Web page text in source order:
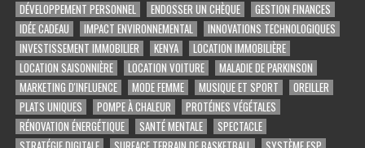
DÉVELOPPEMENT PERSONNEL
ENDOSSER UN CHÈQUE
GESTION FINANCES
IDÉE CADEAU
IMPACT ENVIRONNEMENTAL
INNOVATIONS TECHNOLOGIQUES
INVESTISSEMENT IMMOBILIER
KENYA
LOCATION IMMOBILIÈRE
LOCATION SAISONNIÈRE
LOCATION VOITURE
MALADIE DE PARKINSON
MARKETING D'INFLUENCE
MODE FEMME MUSIQUE ET SPORT
OREILLER
PLATS UNIQUES
POMPE À CHALEUR
PROTÉINES VÉGÉTALES
RÉNOVATION ÉNERGÉTIQUE
SANTÉ MENTALE
SPECTACLE